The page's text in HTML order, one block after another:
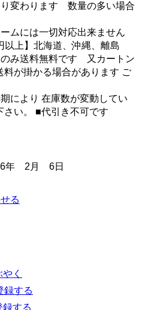
変わります 数量の多い場合
ムには一切対応出来ません
上】北海道、沖縄、離島
のみ送料無料です 又カートン
が掛かる場合があります ご
により 在庫数が変動してい
さい。 ■代引き不可です
年 2月 6日
る
く
録する
録する